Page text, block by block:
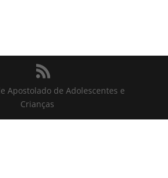
Apostolado de Adolescentes e
Crianças